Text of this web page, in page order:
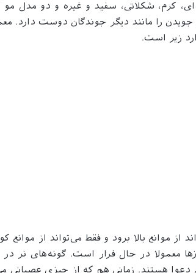
کرم، شکلاتی، سفید و غیره و دو مدل مو
را مانند دیگر جوندگان دوست دارد.
زیر است.
بالا برود و فقط می‌تواند از موانع
معمولا در حال فرار است. گونه‌های نر در